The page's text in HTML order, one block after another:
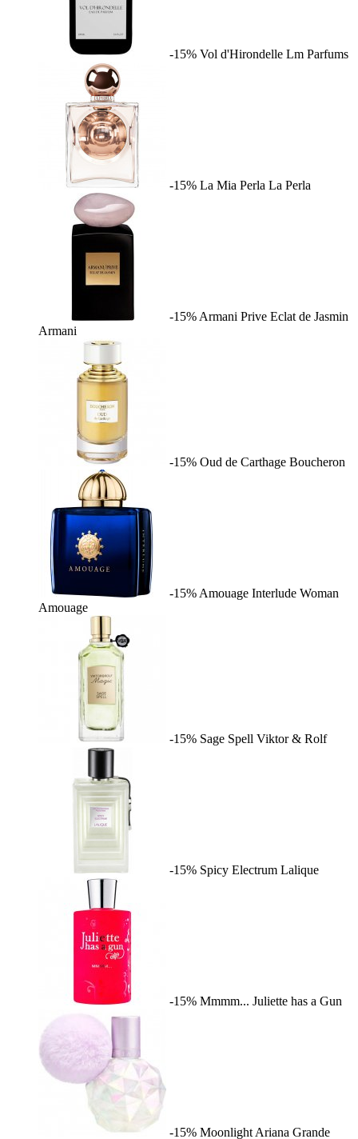
-15% Vol d'Hirondelle Lm Parfums
-15% La Mia Perla La Perla
-15% Armani Prive Eclat de Jasmin
Armani
-15% Oud de Carthage Boucheron
-15% Amouage Interlude Woman
Amouage
-15% Sage Spell Viktor & Rolf
-15% Spicy Electrum Lalique
-15% Mmmm... Juliette has a Gun
-15% Moonlight Ariana Grande